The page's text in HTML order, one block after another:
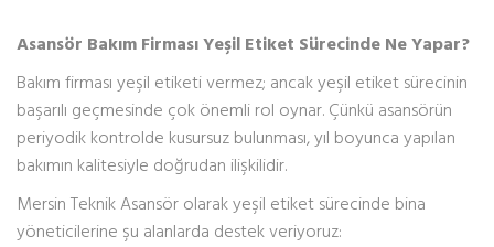
Asansör Bakım Firması Yeşil Etiket Sürecinde Ne Yapar?
Bakım firması yeşil etiketi vermez; ancak yeşil etiket sürecinin
başarılı geçmesinde çok önemli rol oynar. Çünkü asansörün
periyodik kontrolde kusursuz bulunması, yıl boyunca yapılan
bakımın kalitesiyle doğrudan ilişkilidir.
Mersin Teknik Asansör olarak yeşil etiket sürecinde bina
yöneticilerine şu alanlarda destek veriyoruz: